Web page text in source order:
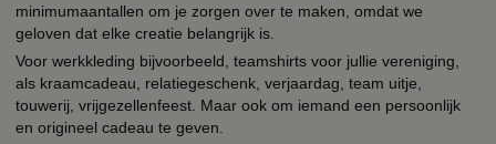
minimumaantallen om je zorgen over te maken, omdat we
geloven dat elke creatie belangrijk is.
Voor werkkleding bijvoorbeeld, teamshirts voor jullie vereniging,
als kraamcadeau, relatiegeschenk, verjaardag, team uitje,
touwerij, vrijgezellenfeest. Maar ook om iemand een persoonlijk
en origineel cadeau te geven.